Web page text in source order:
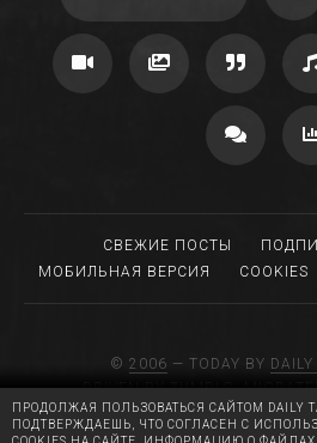
СВЕЖИЕ ПОСТЫ
МОБИЛЬНАЯ ВЕРСИЯ
COOKIES
© 2006 — TODAY BY
DRIVEN BY TUMBLR,
MADE WITH LOVE AT
HUGS AND KISSES
ПРОДОЛЖАЯ ПОЛЬЗОВАТЬСЯ САЙТОМ DAILY
ПОДТВЕРЖДАЕШЬ, ЧТО СОГЛАСЕН С